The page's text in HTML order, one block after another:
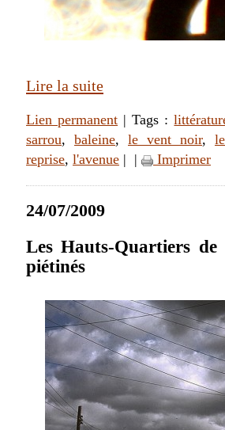
Lire la suite
Lien permanent | Tags :
sarrou, baleine, le vent noir,
reprise, l'avenue | | Imprimer
24/07/2009
Les Hauts-Quartiers de
piétinés